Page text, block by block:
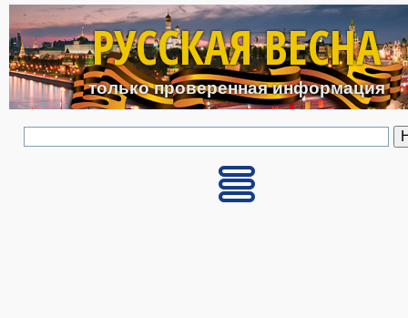
Перейти к основному
РУССКАЯ ВЕСНА
только проверенная информация